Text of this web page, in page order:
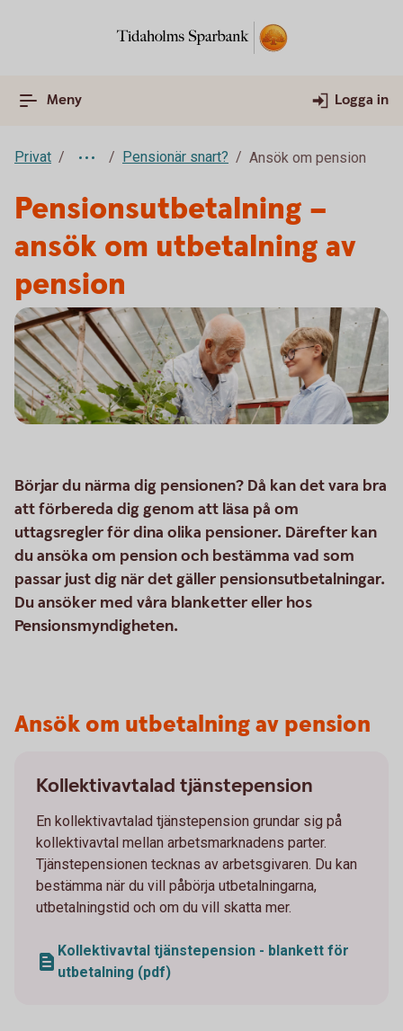
Meny Logga in
Privat Pensionär snart? Ansök om pension
Pensionsutbetalning –
ansök om utbetalning av
pension
Börjar du närma dig pensionen? Då kan det vara bra
att förbereda dig genom att läsa på om
uttagsregler för dina olika pensioner. Därefter kan
du ansöka om pension och bestämma vad som
passar just dig när det gäller pensionsutbetalningar.
Du ansöker med våra blanketter eller hos
Pensionsmyndigheten.
Ansök om utbetalning av pension
Kollektivavtalad tjänstepension
En kollektivavtalad tjänstepension grundar sig på
kollektivavtal mellan arbetsmarknadens parter.
Tjänstepensionen tecknas av arbetsgivaren. Du kan
bestämma när du vill påbörja utbetalningarna,
utbetalningstid och om du vill skatta mer.
Kollektivavtal tjänstepension - blankett för
utbetalning (pdf)